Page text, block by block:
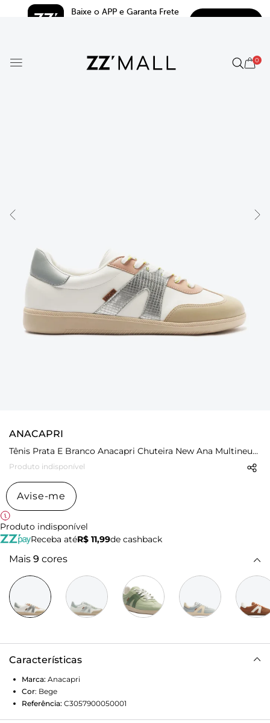
Baixe o APP e Garanta Frete
0
ANACAPRI
Tênis Prata E Branco Anacapri Chuteira New Ana Multineutro
Produto indisponível
Avise-me
Produto indisponível
Receba atéR$ 11,99de cashback
Mais 9 cores
Características
Marca: Anacapri
Cor: Bege
Referência: C3057900050001